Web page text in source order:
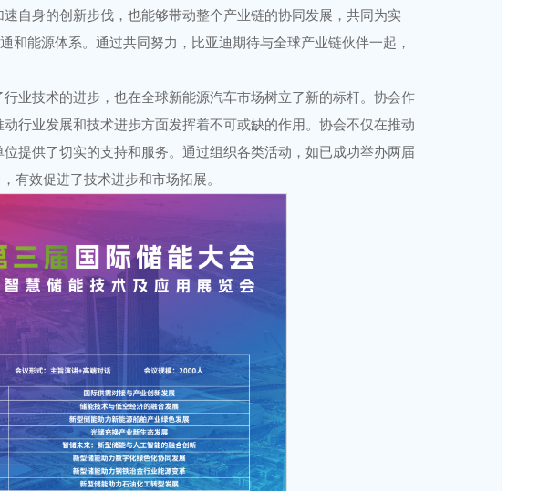
自身的创新步伐，也能够带动整个产业链的协同发展，共同为实
和能源体系。通过共同努力，比亚迪期待与全球产业链伙伴一起，
业技术的进步，也在全球新能源汽车市场树立了新的标杆。协会作
行业发展和技术进步方面发挥着不可或缺的作用。协会不仅在推动
提供了切实的支持和服务。通过组织各类活动，如已成功举办两届
有效促进了技术进步和市场拓展。